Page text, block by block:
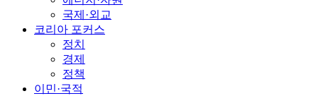
국제·외교
코리아 포커스
정치
경제
정책
이민·국적